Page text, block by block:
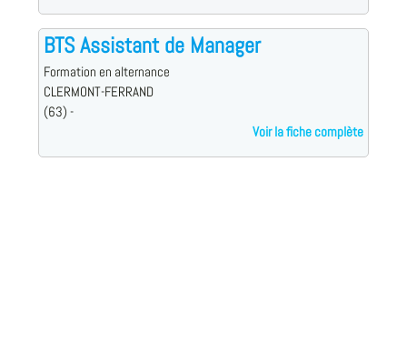
BTS Assistant de Manager
Formation en alternance
CLERMONT-FERRAND
(63) -
Voir la fiche complète